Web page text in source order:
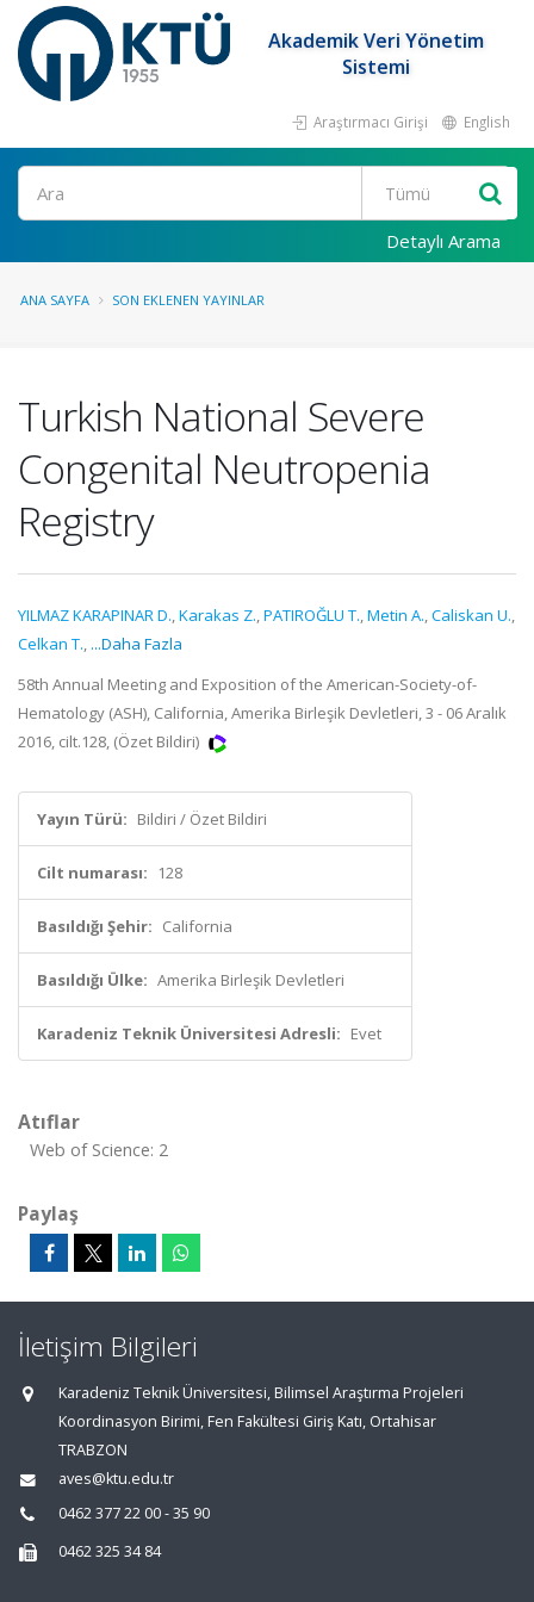
Akademik Veri Yönetim
Sistemi
Araştırmacı Girişi English
Ara
Detaylı Arama
ANA SAYFA SON EKLENEN YAYINLAR
Turkish National Severe
Congenital Neutropenia
Registry
YILMAZ KARAPINAR D.,Karakas Z.,PATIROĞLU T.,Metin A.,Caliskan U.,
Celkan T., ...Daha Fazla
58th Annual Meeting and Exposition of the American-Society-of-
Hematology (ASH), California, Amerika Birleşik Devletleri, 3 - 06 Aralık
2016, cilt.128, (Özet Bildiri)
Yayın Türü: Bildiri / Özet Bildiri
Cilt numarası: 128
Basıldığı Şehir: California
Basıldığı Ülke: Amerika Birleşik Devletleri
Karadeniz Teknik Üniversitesi Adresli: Evet
Atıflar
Web of Science: 2
Paylaş
İletişim Bilgileri
Karadeniz Teknik Üniversitesi, Bilimsel Araştırma Projeleri
Koordinasyon Birimi, Fen Fakültesi Giriş Katı, Ortahisar
TRABZON
aves@ktu.edu.tr
0462 377 22 00 - 35 90
0462 325 34 84